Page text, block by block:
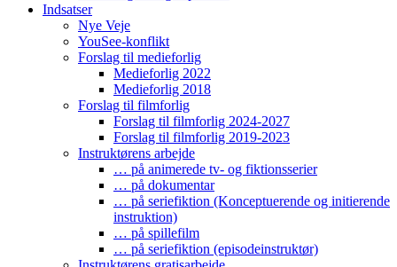
Indsatser
Nye Veje
YouSee-konflikt
Forslag til medieforlig
Medieforlig 2022
Medieforlig 2018
Forslag til filmforlig
Forslag til filmforlig 2024-2027
Forslag til filmforlig 2019-2023
Instruktørens arbejde
… på animerede tv- og fiktionsserier
… på dokumentar
… på seriefiktion (Konceptuerende og initierende
instruktion)
… på spillefilm
… på seriefiktion (episodeinstruktør)